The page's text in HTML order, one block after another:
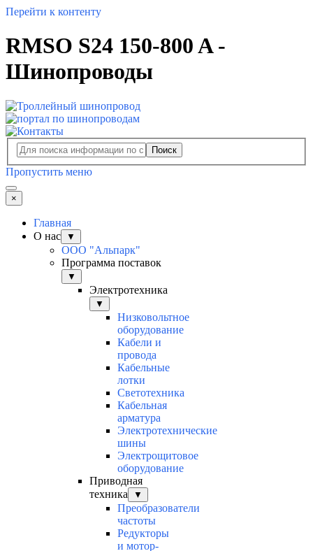
Перейти к контенту
RMSO S24 150-800 A -
Шинопроводы
Поиск
Пропустить меню
×
Главная
О нас
▼
ООО "Альпарк"
Программа поставок
▼
Электротехника
▼
Низковольтное
оборудование
Кабели и
провода
Кабельные
лотки
Светотехника
Кабельная
арматура
Электротехнические
шины
Электрощитовое
оборудование
Приводная
техника
▼
Преобразователи
частоты
Редукторы
и мотор-